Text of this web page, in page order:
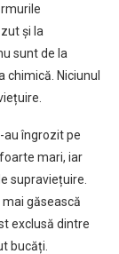
și la
sunt de la
Niciunul
au îngrozit pe
mari, iar
supraviețuire.
găsească
exclusă dintre
bucăți.